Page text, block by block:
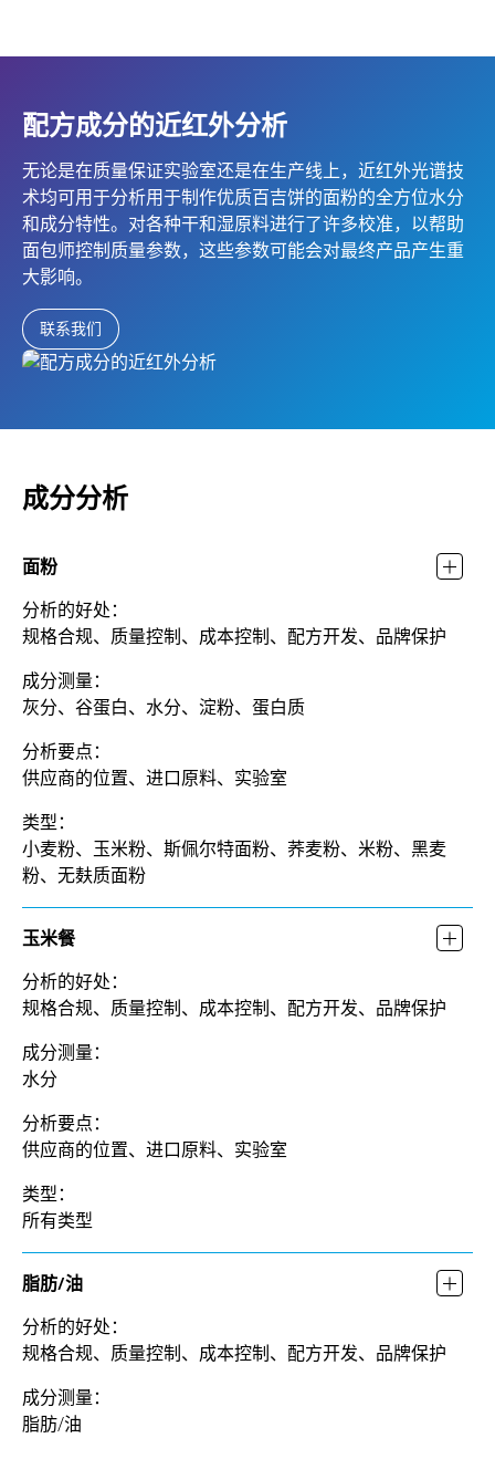
配方成分的近红外分析
无论是在质量保证实验室还是在生产线上，近红外光谱技
术均可用于分析用于制作优质百吉饼的面粉的全方位水分
和成分特性。对各种干和湿原料进行了许多校准，以帮助
面包师控制质量参数，这些参数可能会对最终产品产生重
大影响。
联系我们
成分分析
面粉
分析的好处：
规格合规、质量控制、成本控制、配方开发、品牌保护
成分测量：
灰分、谷蛋白、水分、淀粉、蛋白质
分析要点：
供应商的位置、进口原料、实验室
类型：
小麦粉、玉米粉、斯佩尔特面粉、荞麦粉、米粉、黑麦
粉、无麸质面粉
玉米餐
分析的好处：
规格合规、质量控制、成本控制、配方开发、品牌保护
成分测量：
水分
分析要点：
供应商的位置、进口原料、实验室
类型：
所有类型
脂肪/油
分析的好处：
规格合规、质量控制、成本控制、配方开发、品牌保护
成分测量：
脂肪/油